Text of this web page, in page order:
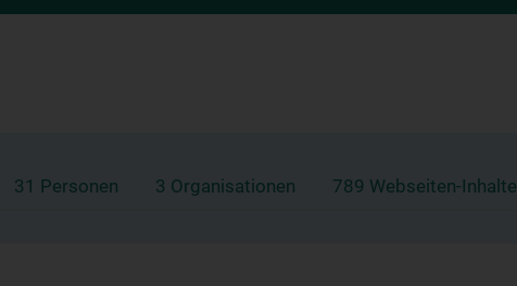
31 Personen 3 Organisationen 789 Webseiten-Inhalte